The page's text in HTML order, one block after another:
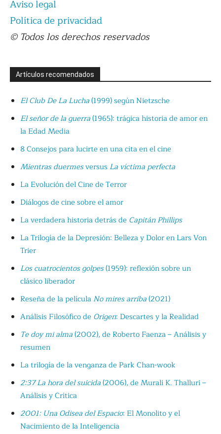
Aviso legal
Política de privacidad
© Todos los derechos reservados
Artículos recomendados
El Club De La Lucha(1999) según Nietzsche
El señor de la guerra(1965): trágica historia de amor en
la Edad Media
8 Consejos para lucirte en una cita en el cine
Mientras duermesversus La víctima perfecta
La Evolución del Cine de Terror
Diálogos de cine sobre el amor
La verdadera historia detrás de Capitán Phillips
La Trilogía de la Depresión: Belleza y Dolor en Lars Von
Trier
Los cuatrocientos golpes(1959): reflexión sobre un
clásico liberador
Reseña de la película No mires arriba(2021)
Análisis Filosófico de Origen: Descartes y la Realidad
Te doy mi alma(2002), de Roberto Faenza – Análisis y
resumen
La trilogía de la venganza de Park Chan-wook
2:37 La hora del suicida(2006), de Murali K. Thalluri –
Análisis y Crítica
2001: Una Odisea del Espacio: El Monolito y el
Nacimiento de la Inteligencia